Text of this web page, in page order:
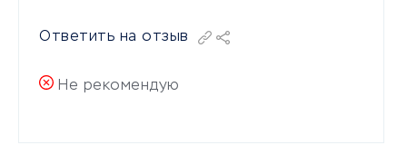
Ответить на отзыв
Не рекомендую